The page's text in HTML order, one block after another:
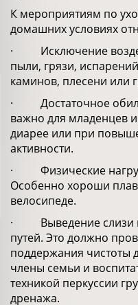
К мероприятиям по
домашних условиях
· Исключение
пыли, грязи,
каминов, плесени или
· Достаточное
важно для младенцев
диарее или при
активности.
· Физические
Особенно хороши
велосипеде.
· Выведение слизи
путей. Это должно
поддержания чистоты
члены семьи и
техникой перкуссии
дренажа.